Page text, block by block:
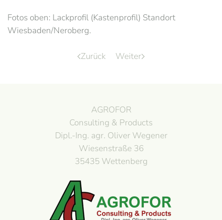
Fotos oben: Lackprofil (Kastenprofil) Standort
Wiesbaden/Neroberg.
Zurück Weiter
AGROFOR
Consulting & Products
Dipl.-Ing. agr. Oliver Wegener
Wiesenstraße 36
35435 Wettenberg